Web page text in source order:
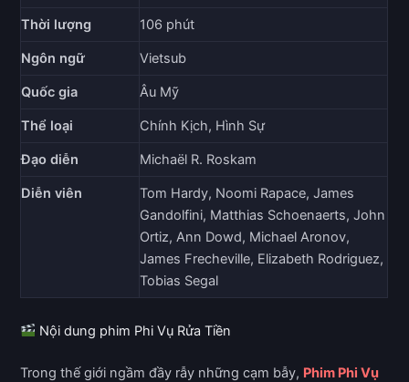
Thời lượng 106 phút
Ngôn ngữ Vietsub
Quốc gia Âu Mỹ
Thể loại Chính Kịch, Hình Sự
Đạo diễn Michaël R. Roskam
Diễn viên
Tom Hardy, Noomi Rapace, James
Gandolfini, Matthias Schoenaerts, John
Ortiz, Ann Dowd, Michael Aronov,
James Frecheville, Elizabeth Rodriguez,
Tobias Segal
Nội dung phim Phi Vụ Rửa Tiền
Trong thế giới ngầm đầy rẫy những cạm bẫy, Phim Phi Vụ